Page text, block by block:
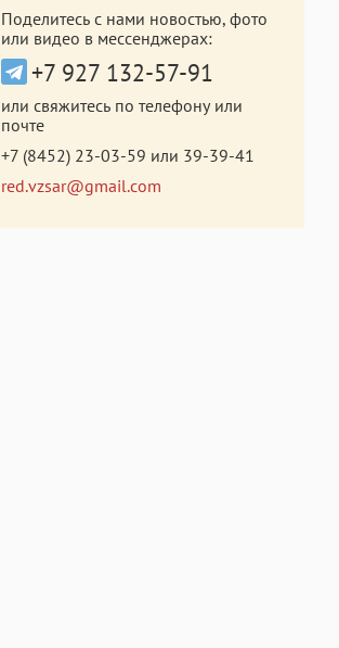
Поделитесь с нами новостью, фото
или видео в мессенджерах:
+7 927 132-57-91
или свяжитесь по телефону или
почте
+7 (8452) 23-03-59 или 39-39-41
red.vzsar@gmail.com